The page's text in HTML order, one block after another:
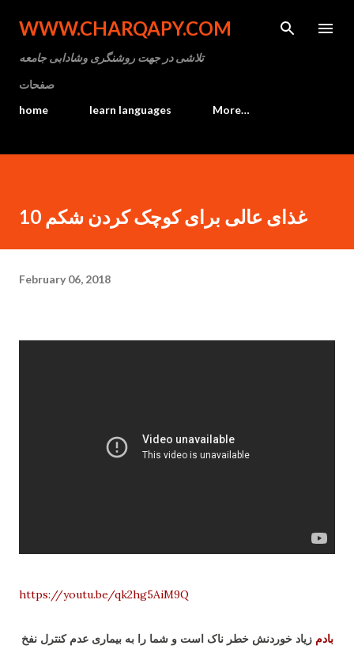
Skip to main content
WWW.CHARQAPY.COM
تلاشی در جهت روشنگری وشادابی جامعه
صفحات
home
learn languages More…
10 غذای عالی برای کوچک کردن شکم
February 06, 2018
https://youtu.be/qk2hg5AiM9Q
بادمزیاد خوردنش خطر ناک است و شما را به بیماری عدم کنترل نفخ